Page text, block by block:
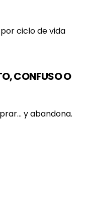
ciclo de vida
CONFUSO O
y abandona.